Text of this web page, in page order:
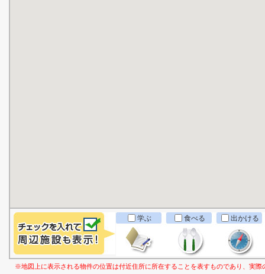
学ぶ 食べる 出かける
※地図上に表示される物件の位置は付近住所に所在することを表すものであり、実